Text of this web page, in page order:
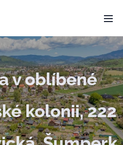
v oblíbené
kolonii, 222